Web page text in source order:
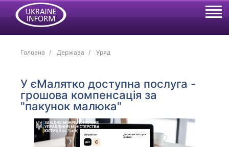
Головна Держава Уряд
У єМалятко доступна послуга -
грошова компенсація за
"пакунок малюка"